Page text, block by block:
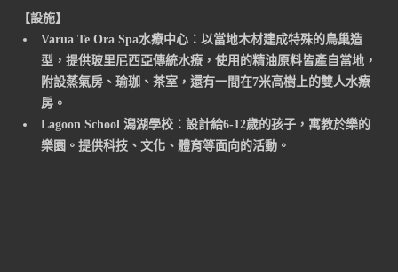
【設施】
Varua Te Ora Spa水療中心：以當地木材建成特殊的鳥巢造
型，提供玻里尼西亞傳統水療，使用的精油原料皆產自當地，
附設蒸氣房、瑜珈、茶室，還有一間在7米高樹上的雙人水療
房。
Lagoon School 潟湖學校：設計給6-12歲的孩子，寓教於樂的
樂園。提供科技、文化、體育等面向的活動。